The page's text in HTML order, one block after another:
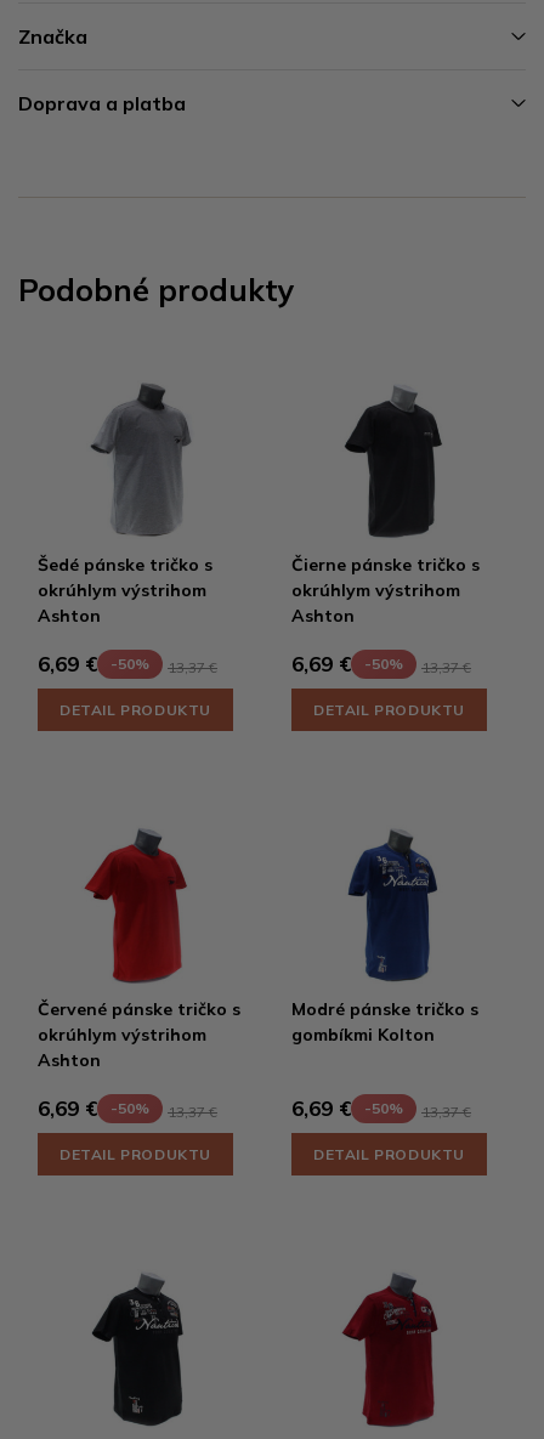
Značka
Doprava a platba
Podobné produkty
Šedé pánske tričko s
okrúhlym výstrihom
Ashton
6,69 € -50% 13,37 €
DETAIL PRODUKTU
Čierne pánske tričko s
okrúhlym výstrihom
Ashton
6,69 € -50% 13,37 €
DETAIL PRODUKTU
Červené pánske tričko s
okrúhlym výstrihom
Ashton
6,69 € -50% 13,37 €
DETAIL PRODUKTU
Modré pánske tričko s
gombíkmi Kolton
6,69 € -50% 13,37 €
DETAIL PRODUKTU